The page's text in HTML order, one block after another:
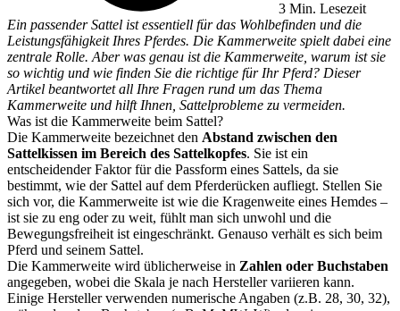
3 Min. Lesezeit
Ein passender Sattel ist essentiell für das Wohlbefinden und die
Leistungsfähigkeit Ihres Pferdes. Die Kammerweite spielt dabei eine
zentrale Rolle. Aber was genau ist die Kammerweite, warum ist sie
so wichtig und wie finden Sie die richtige für Ihr Pferd? Dieser
Artikel beantwortet all Ihre Fragen rund um das Thema
Kammerweite und hilft Ihnen, Sattelprobleme zu vermeiden.
Was ist die Kammerweite beim Sattel?
Die Kammerweite bezeichnet den Abstand zwischen den
Sattelkissen im Bereich des Sattelkopfes. Sie ist ein
entscheidender Faktor für die Passform eines Sattels, da sie
bestimmt, wie der Sattel auf dem Pferderücken aufliegt. Stellen Sie
sich vor, die Kammerweite ist wie die Kragenweite eines Hemdes –
ist sie zu eng oder zu weit, fühlt man sich unwohl und die
Bewegungsfreiheit ist eingeschränkt. Genauso verhält es sich beim
Pferd und seinem Sattel.
Die Kammerweite wird üblicherweise in Zahlen oder Buchstaben
angegeben, wobei die Skala je nach Hersteller variieren kann.
Einige Hersteller verwenden numerische Angaben (z.B. 28, 30, 32),